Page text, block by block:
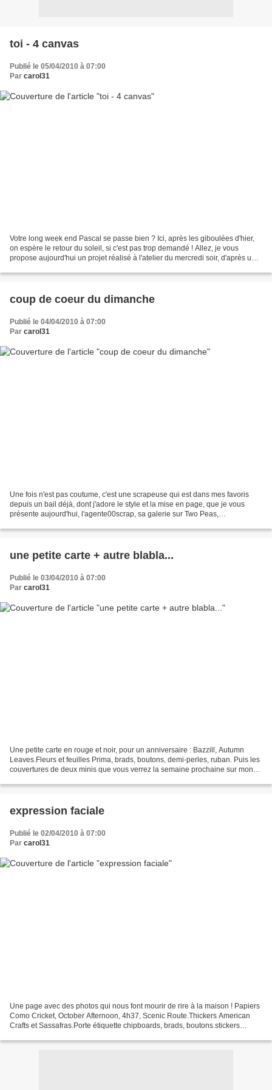
toi - 4 canvas
Publié le 05/04/2010 à 07:00
Par carol31
Votre long week end Pascal se passe bien ? Ici, après les giboulées d'hier,
on espère le retour du soleil, si c'est pas trop demandé ! Allez, je vous
propose aujourd'hui un projet réalisé à l'atelier du mercredi soir, d'après une
coup de coeur du dimanche
Publié le 04/04/2010 à 07:00
Par carol31
Une fois n'est pas coutume, c'est une scrapeuse qui est dans mes favoris
depuis un bail déjà, dont j'adore le style et la mise en page, que je vous
présente aujourd'hui, l'agente00scrap, sa galerie sur Two Peas,
une petite carte + autre blabla...
Publié le 03/04/2010 à 07:00
Par carol31
Une petite carte en rouge et noir, pour un anniversaire : Bazzill, Autumn
Leaves.Fleurs et feuilles Prima, brads, boutons, demi-perles, ruban. Puis les
couvertures de deux minis que vous verrez la semaine prochaine sur mon
expression faciale
Publié le 02/04/2010 à 07:00
Par carol31
Une page avec des photos qui nous font mourir de rire à la maison ! Papiers
Como Cricket, October Afternoon, 4h37, Scenic Route.Thickers American
Crafts et Sassafras.Porte étiquette chipboards, brads, boutons.stickers